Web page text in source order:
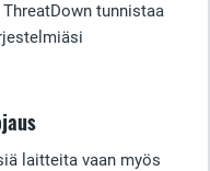
tunnistaa
laitteita vaan myös